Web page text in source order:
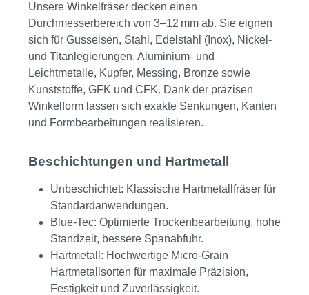
Unsere Winkelfräser decken einen
Durchmesserbereich von 3–12 mm ab. Sie eignen
sich für Gusseisen, Stahl, Edelstahl (Inox), Nickel-
und Titanlegierungen, Aluminium- und
Leichtmetalle, Kupfer, Messing, Bronze sowie
Kunststoffe, GFK und CFK. Dank der präzisen
Winkelform lassen sich exakte Senkungen, Kanten
und Formbearbeitungen realisieren.
Beschichtungen und Hartmetall
Unbeschichtet: Klassische Hartmetallfräser für
Standardanwendungen.
Blue-Tec: Optimierte Trockenbearbeitung, hohe
Standzeit, bessere Spanabfuhr.
Hartmetall: Hochwertige Micro-Grain
Hartmetallsorten für maximale Präzision,
Festigkeit und Zuverlässigkeit.